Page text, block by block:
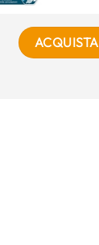
ACQUISTA